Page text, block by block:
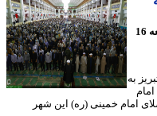
16
خمینی (ره) این شهر